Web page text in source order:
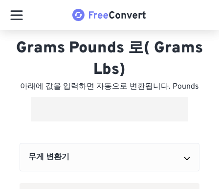
Grams Pounds 로( Grams
Lbs)
아래에 값을 입력하면 자동으로 변환됩니다. Pounds